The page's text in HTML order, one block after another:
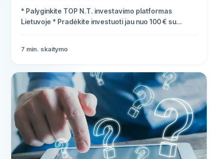
* Palyginkite TOP N.T. investavimo platformas
Lietuvoje * Pradėkite investuoti jau nuo 100 € su
7 min. skaitymo